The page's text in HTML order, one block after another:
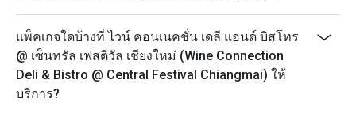
แพ็คเกจใดบ้างที่ ไวน์ คอนเนคชั่น เดลี แอนด์ บิสโทร
@ เซ็นทรัล เฟสติวัล เชียงใหม่ (Wine Connection
Deli & Bistro @ Central Festival Chiangmai) ให้
บริการ?